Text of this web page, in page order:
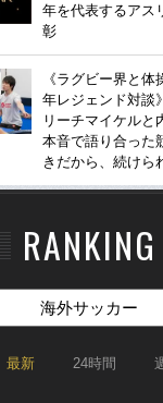
年を代表するアス
彰
《ラグビー界と体
年レジェンド対談
リーチマイケルと
本音で語り合った
きだから、続けら
RANKING
海外サッカー
最新 24時間